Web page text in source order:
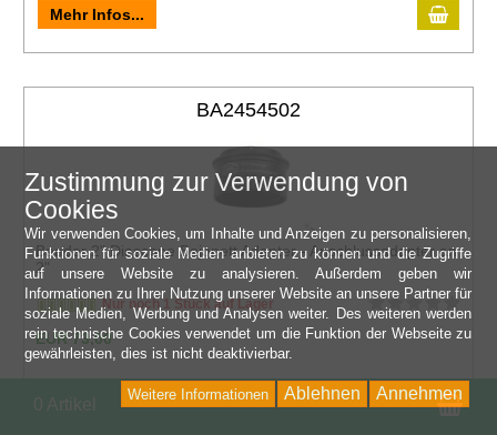
Mehr Infos...
BA2454502
Baader 2" Diascope Bajonett Adapter - Anschlussadapter an
2"
Nur noch 1 Stück auf Lager
EUR 73,00
Mehr Infos...
Zustimmung zur Verwendung von
Cookies
Wir verwenden Cookies, um Inhalte und Anzeigen zu personalisieren,
Funktionen für soziale Medien anbieten zu können und die Zugriffe
auf unsere Website zu analysieren. Außerdem geben wir
Informationen zu Ihrer Nutzung unserer Website an unsere Partner für
soziale Medien, Werbung und Analysen weiter. Des weiteren werden
rein technische Cookies verwendet um die Funktion der Webseite zu
gewährleisten, dies ist nicht deaktivierbar.
Annehmen
Ablehnen
Weitere Informationen